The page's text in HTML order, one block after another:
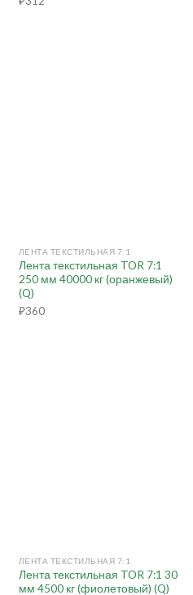
ЛЕНТА ТЕКСТИЛЬНАЯ 7:1
Лента текстильная TOR 7:1
250 мм 40000 кг (оранжевый)
(Q)
₽360
ЛЕНТА ТЕКСТИЛЬНАЯ 7:1
Лента текстильная TOR 7:1 30
мм 4500 кг (фиолетовый) (Q)